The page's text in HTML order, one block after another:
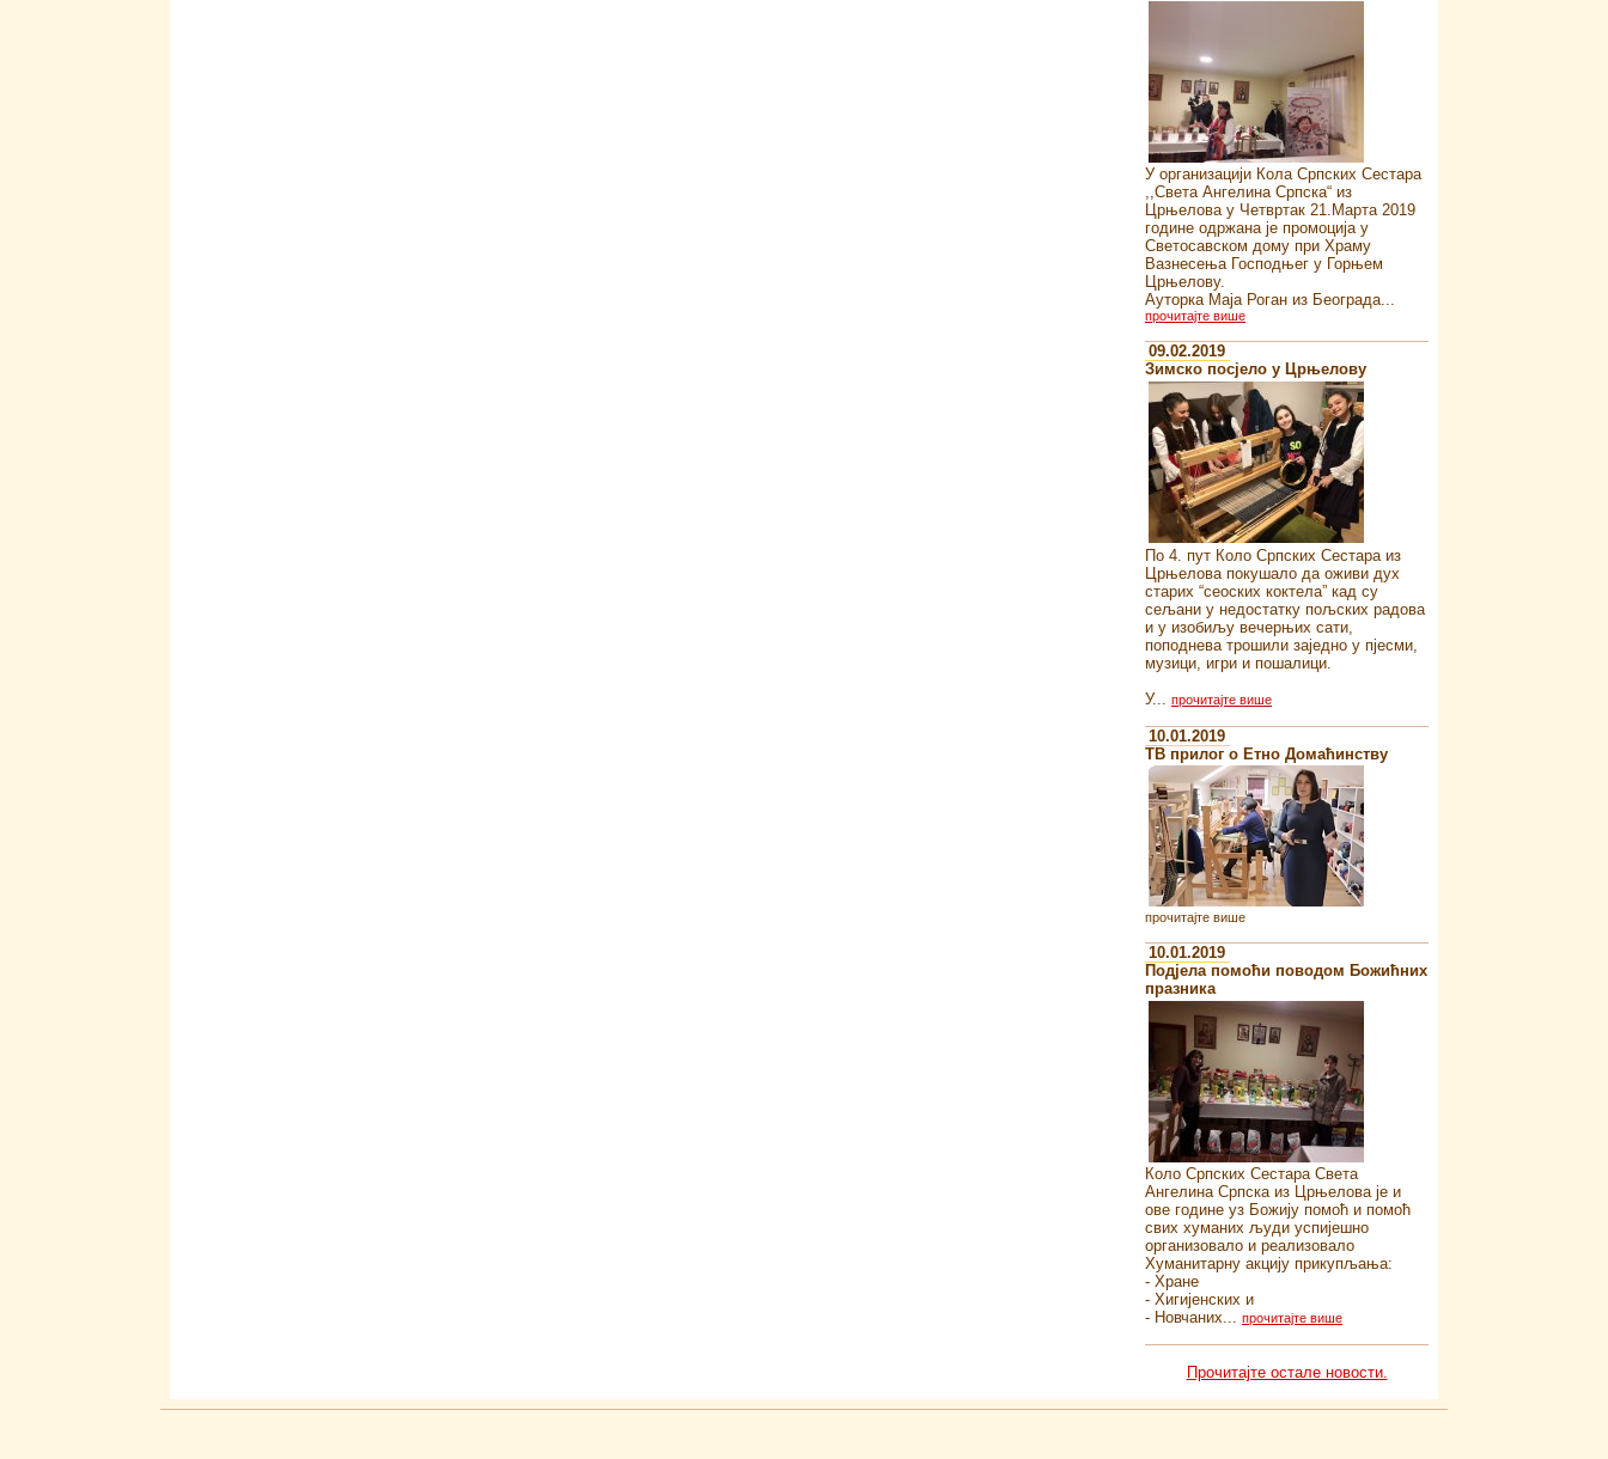
У организацији Кола Српских Сестара
,,Света Ангелина Српска“ из
Црњелова у Четвртак 21.Марта 2019
године одржана је промоција у
Светосавском дому при Храму
Вазнесења Господњег у Горњем
Црњелову.
Ауторка Маја Роган из Београда...
прочитајте више
09.02.2019
Зимско посјело у Црњелову
По 4. пут Коло Српских Сестара из
Црњелова покушало да оживи дух
старих “сеоских коктела” кад су
сељани у недостатку пољских радова
и у изобиљу вечерњих сати,
поподнева трошили заједно у пјесми,
музици, игри и пошалици.
У...
прочитајте више
10.01.2019
ТВ прилог о Етно Домаћинству
прочитајте више
10.01.2019
Подјела помоћи поводом Божићних
празника
Коло Српских Сестара Света
Ангелина Српска из Црњелова је и
ове године уз Божију помоћ и помоћ
свих хуманих људи успијешно
организовало и реализовало
Хуманитарну акцију прикупљања:
- Хране
- Хигијенских и
- Новчаних... прочитајте више
Прочитајте остале новости.